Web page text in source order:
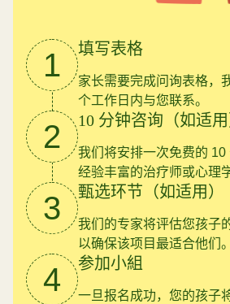
1 填写表格
家长需要完成问询表格，
个工作日内与您联系。
2 10 分钟咨询（如适用
我们将安排一次免费的 10
经验丰富的治疗师或心理
3 甄选环节（如适用）
我们的专家将评估您孩子
以确保该项目最适合他们。
4 参加小組
一旦报名成功，您的孩子